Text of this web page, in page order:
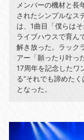
メンバーの機材と長
されたシンプルなス
は、1曲目「僕らは
ライブハウスで育ん
解き放った。ラック
アー「願ったり叶っ
17周年を記念したワ
る“それでも諦めた
となった。